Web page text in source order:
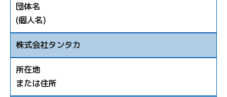
団体名
(個人名)
株式会社タンタカ
所在地
または住所